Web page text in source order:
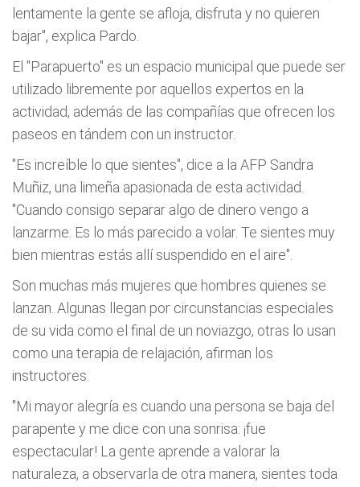
lentamente la gente se afloja, disfruta y no quieren
bajar", explica Pardo.
El "Parapuerto" es un espacio municipal que puede ser
utilizado libremente por aquellos expertos en la
actividad, además de las compañías que ofrecen los
paseos en tándem con un instructor.
"Es increíble lo que sientes", dice a la AFP Sandra
Muñiz, una limeña apasionada de esta actividad.
"Cuando consigo separar algo de dinero vengo a
lanzarme. Es lo más parecido a volar. Te sientes muy
bien mientras estás allí suspendido en el aire".
Son muchas más mujeres que hombres quienes se
lanzan. Algunas llegan por circunstancias especiales
de su vida como el final de un noviazgo, otras lo usan
como una terapia de relajación, afirman los
instructores.
"Mi mayor alegría es cuando una persona se baja del
parapente y me dice con una sonrisa: ¡fue
espectacular! La gente aprende a valorar la
naturaleza, a observarla de otra manera, sientes toda